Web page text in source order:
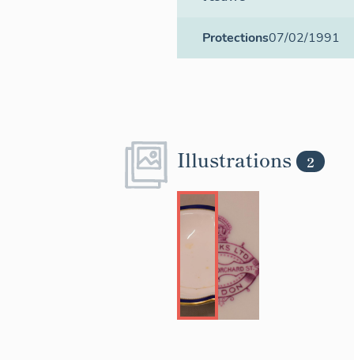
Protections07/02/1991
Illustrations 2